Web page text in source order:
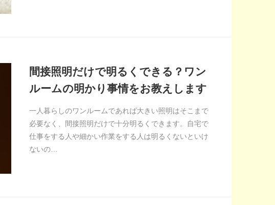
間接照明だけで明るくできる？ワン
ルームの明かり事情をお教えします
一人暮らしのワンルームであれば大きい照明はそこまで
必要なく、間接照明だけで十分明るくできます。自宅で
仕事をする人や細かい作業をする人は明るくないといけ
ないの…